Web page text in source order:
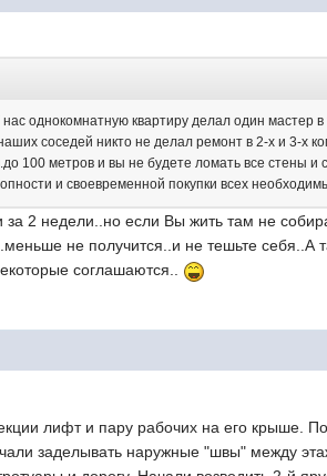
однокомнатную квартиру делал один мастер
соседей никто не делал ремонт в 2-х и 3-х
100 метров и вы не будете ломать все стены и
и своевременной покупки всех
2 недели..но если Вы жить там не
не получится..и не тешьте себя..А
соглашаются..
лифт и пару рабочих на его крыше.
заделывать наружные "швы" между